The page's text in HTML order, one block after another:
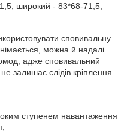
широкий - 83*68-71,5;
сповивальну
можна й надалі
адже сповивальний
залишає слідів кріплення
ступенем навантаження